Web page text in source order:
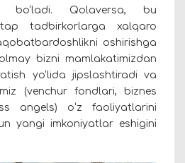
bo‘ladi. Qolaversa, bu
tadbirkorlarga xalqaro
oshirishga
bizni mamlakatimizdan
yo‘lida jipslashtiradi va
(venchur fondlari, biznes
angels) oʻz faoliyatlarini
yangi imkoniyatlar eshigini